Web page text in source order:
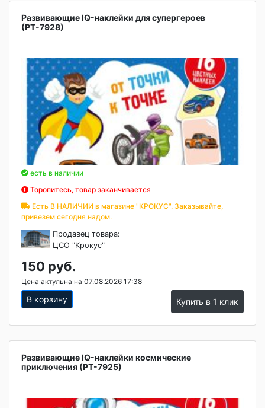
Развивающие IQ-наклейки для супергероев
(РТ-7928)
есть в наличии
Торопитесь, товар заканчивается
Есть В НАЛИЧИИ в магазине "КРОКУС". Заказывайте,
привезем сегодня надом.
Продавец товара:
ЦСО "Крокус"
150 руб.
Цена актульна на 07.08.2026 17:38
В корзину Купить в 1 клик
Развивающие IQ-наклейки космические
приключения (РТ-7925)